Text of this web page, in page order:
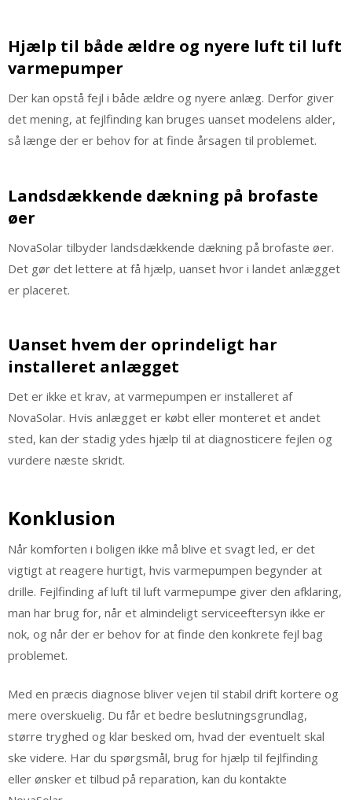
Hjælp til både ældre og nyere luft til luft
varmepumper
Der kan opstå fejl i både ældre og nyere anlæg. Derfor giver
det mening, at fejlfinding kan bruges uanset modelens alder,
så længe der er behov for at finde årsagen til problemet.
Landsdækkende dækning på brofaste
øer
NovaSolar tilbyder landsdækkende dækning på brofaste øer.
Det gør det lettere at få hjælp, uanset hvor i landet anlægget
er placeret.
Uanset hvem der oprindeligt har
installeret anlægget
Det er ikke et krav, at varmepumpen er installeret af
NovaSolar. Hvis anlægget er købt eller monteret et andet
sted, kan der stadig ydes hjælp til at diagnosticere fejlen og
vurdere næste skridt.
Konklusion
Når komforten i boligen ikke må blive et svagt led, er det
vigtigt at reagere hurtigt, hvis varmepumpen begynder at
drille. Fejlfinding af luft til luft varmepumpe giver den afklaring,
man har brug for, når et almindeligt serviceeftersyn ikke er
nok, og når der er behov for at finde den konkrete fejl bag
problemet.
Med en præcis diagnose bliver vejen til stabil drift kortere og
mere overskuelig. Du får et bedre beslutningsgrundlag,
større tryghed og klar besked om, hvad der eventuelt skal
ske videre. Har du spørgsmål, brug for hjælp til fejlfinding
eller ønsker et tilbud på reparation, kan du kontakte